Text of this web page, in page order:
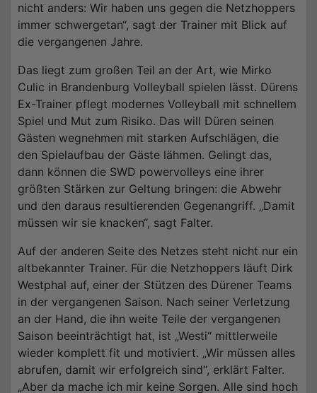
nicht anders: Wir haben uns gegen die Netzhoppers
immer schwergetan“, sagt der Trainer mit Blick auf
die vergangenen Jahre.
Das liegt zum großen Teil an der Art, wie Mirko
Culic in Brandenburg Volleyball spielen lässt. Dürens
Ex-Trainer pflegt modernes Volleyball mit schnellem
Spiel und Mut zum Risiko. Das will Düren seinen
Gästen wegnehmen mit starken Aufschlägen, die
den Spielaufbau der Gäste lähmen. Gelingt das,
dann können die SWD powervolleys eine ihrer
größten Stärken zur Geltung bringen: die Abwehr
und den daraus resultierenden Gegenangriff. „Damit
müssen wir sie knacken“, sagt Falter.
Auf der anderen Seite des Netzes steht nicht nur ein
altbekannter Trainer. Für die Netzhoppers läuft Dirk
Westphal auf, einer der Stützen des Dürener Teams
in der vergangenen Saison. Nach seiner Verletzung
an der Hand, die ihn weite Teile der vergangenen
Saison beeinträchtigt hat, ist „Westi“ mittlerweile
wieder komplett fit und motiviert. „Wir müssen alles
abrufen, damit wir erfolgreich sind“, erklärt Falter.
„Aber da mache ich mir keine Sorgen. Alle sind hoch